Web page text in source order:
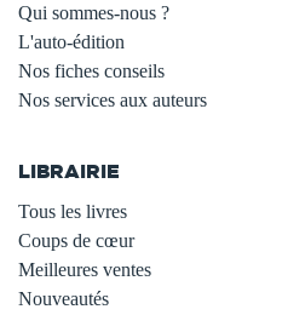
Qui sommes-nous ?
L'auto-édition
Nos fiches conseils
Nos services aux auteurs
LIBRAIRIE
Tous les livres
Coups de cœur
Meilleures ventes
Nouveautés